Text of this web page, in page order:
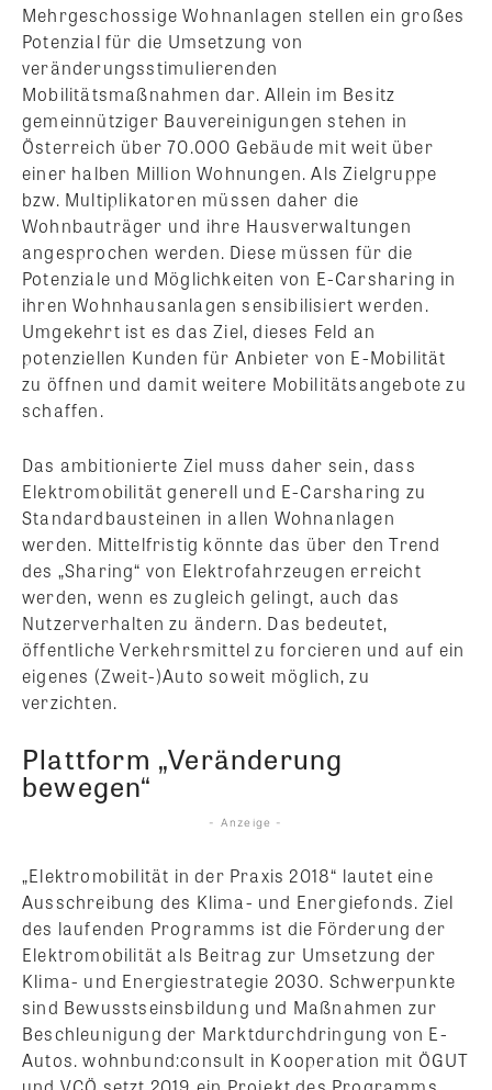
Mehrgeschossige Wohnanlagen stellen ein großes
Potenzial für die Umsetzung von
veränderungsstimulierenden
Mobilitätsmaßnahmen dar. Allein im Besitz
gemeinnütziger Bauvereinigungen stehen in
Österreich über 70.000 Gebäude mit weit über
einer halben Million Wohnungen. Als Zielgruppe
bzw. Multiplikatoren müssen daher die
Wohnbauträger und ihre Hausverwaltungen
angesprochen werden. Diese müssen für die
Potenziale und Möglichkeiten von E-Carsharing in
ihren Wohnhausanlagen sensibilisiert werden.
Umgekehrt ist es das Ziel, dieses Feld an
potenziellen Kunden für Anbieter von E-Mobilität
zu öffnen und damit weitere Mobilitätsangebote zu
schaffen.
Das ambitionierte Ziel muss daher sein, dass
Elektromobilität generell und E-Carsharing zu
Standardbausteinen in allen Wohnanlagen
werden. Mittelfristig könnte das über den Trend
des „Sharing“ von Elektrofahrzeugen erreicht
werden, wenn es zugleich gelingt, auch das
Nutzerverhalten zu ändern. Das bedeutet,
öffentliche Verkehrsmittel zu forcieren und auf ein
eigenes (Zweit-)Auto soweit möglich, zu
verzichten.
Plattform „Veränderung
bewegen“
- Anzeige -
„Elektromobilität in der Praxis 2018“ lautet eine
Ausschreibung des Klima- und Energiefonds. Ziel
des laufenden Programms ist die Förderung der
Elektromobilität als Beitrag zur Umsetzung der
Klima- und Energiestrategie 2030. Schwerpunkte
sind Bewusstseinsbildung und Maßnahmen zur
Beschleunigung der Marktdurchdringung von E-
Autos. wohnbund:consult in Kooperation mit ÖGUT